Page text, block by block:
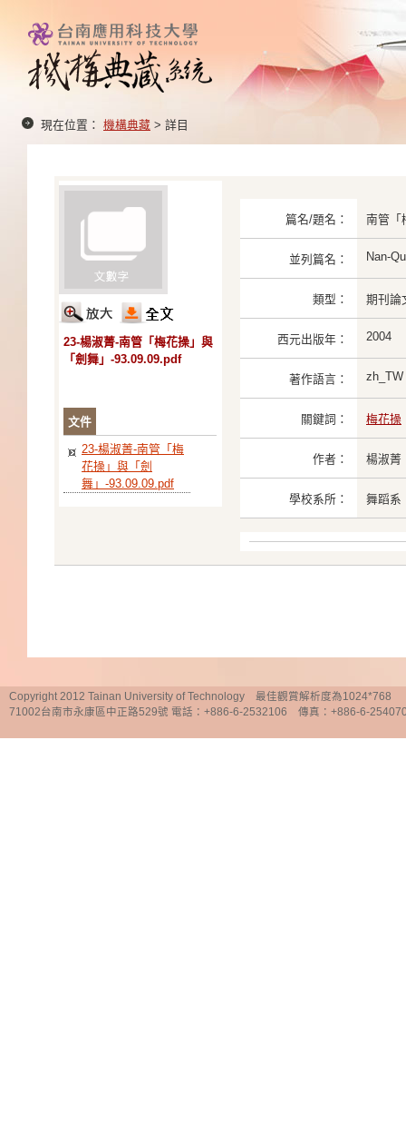
現在位置： 機構典藏 > 詳目
23-楊淑菁-南管「梅花操」與
「劍舞」-93.09.09.pdf
文件
23-楊淑菁-南管「梅
花操」與「劍
舞」-93.09.09.pdf
篇名/題名： 南管「
並列篇名： Nan-
類型： 期刊論
西元出版年： 2004
著作語言： zh_TW
關鍵詞： 梅花操
作者： 楊淑菁
學校系所： 舞蹈系
Copyright 2012 Tainan University of Technology 最佳觀賞解析度為1024*768
71002台南市永康區中正路529號 電話：+886-6-2532106 傳真：+886-6-